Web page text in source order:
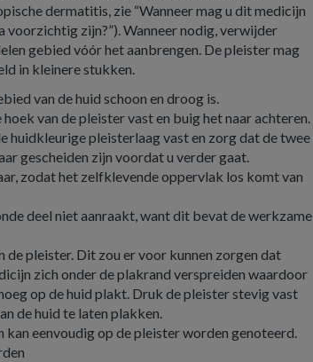
dermatitis, zie “Wanneer mag u dit medicijn
zijn?”). Wanneer nodig, verwijder
gebied vóór het aanbrengen. De pleister mag
in kleinere stukken.
van de huid schoon en droog is.
van de pleister vast en buig het naar achteren.
huidkleurige pleisterlaag vast en zorg dat de twee
gescheiden zijn voordat u verder gaat.
zodat het zelfklevende oppervlak los komt van
deel niet aanraakt, want dit bevat de werkzame
de pleister. Dit zou er voor kunnen zorgen dat
zich onder de plakrand verspreiden waardoor
op de huid plakt. Druk de pleister stevig vast
de huid te laten plakken.
eenvoudig op de pleister worden genoteerd.